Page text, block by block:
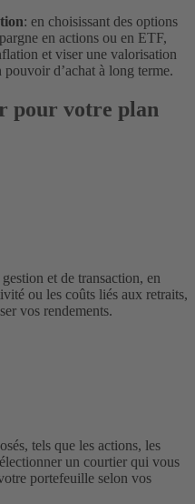
: en choisissant des options
en actions ou en ETF,
et viser une valorisation
d’achat à long terme.
pour votre plan
et de transaction, en
ou les coûts liés aux retraits,
vos rendements.
tels que les actions, les
un courtier qui vous
portefeuille selon vos